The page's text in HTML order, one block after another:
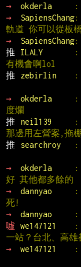
→
okderla :
→
SapiensChang:
軌道 你可以從板
→
SapiensChang:
推
ILALY
:
有機會啊lol
推
zebirlin
:
→
okderla
:
度爛
推
neil139
:
那邊用左營案,拖棚
推
searchroy
:
→
okderla
:
好 其他都多餘的
→
dannyao
:
死!
→
dannyao :
噓
we147121
:
一站？台北、高雄
→
we147121
: